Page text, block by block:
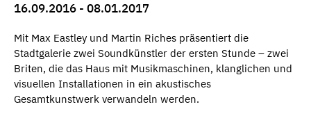
16.09.2016 - 08.01.2017
Mit Max Eastley und Martin Riches präsentiert die
Stadtgalerie zwei Soundkünstler der ersten Stunde – zwei
Briten, die das Haus mit Musikmaschinen, klanglichen und
visuellen Installationen in ein akustisches
Gesamtkunstwerk verwandeln werden.